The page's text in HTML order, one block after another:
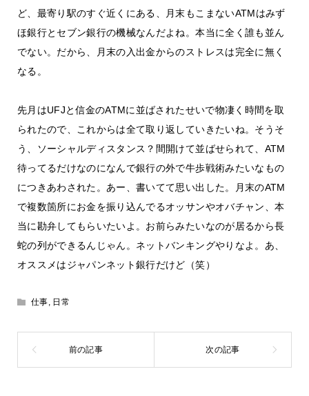
ど、最寄り駅のすぐ近くにある、月末もこまないATMはみず
ほ銀行とセブン銀行の機械なんだよね。本当に全く誰も並ん
でない。だから、月末の入出金からのストレスは完全に無く
なる。
先月はUFJと信金のATMに並ばされたせいで物凄く時間を取
られたので、これからは全て取り返していきたいね。そうそ
う、ソーシャルディスタンス？間開けて並ばせられて、ATM
待ってるだけなのになんで銀行の外で牛歩戦術みたいなもの
につきあわされた。あー、書いてて思い出した。月末のATM
で複数箇所にお金を振り込んでるオッサンやオバチャン、本
当に勘弁してもらいたいよ。お前らみたいなのが居るから長
蛇の列ができるんじゃん。ネットバンキングやりなよ。あ、
オススメはジャパンネット銀行だけど（笑）
仕事, 日常